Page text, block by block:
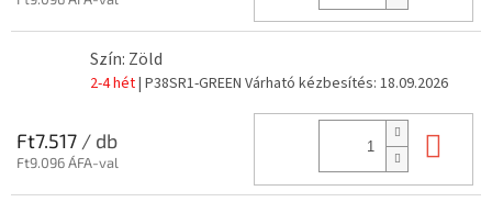
Szín: Zöld
2-4 hét| P38SR1-GREEN Várható kézbesítés: 18.09.2026
Ft7.517 / db
Ft9.096 ÁFA-val